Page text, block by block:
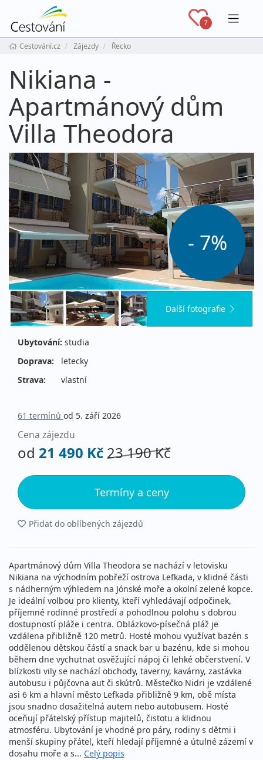
7
Cestování.cz Zájezdy Řecko
Nikiana -
Apartmánový dům
Villa Theodora
- 7%
Další fotografie
Ubytování: studia
Doprava:
letecky
Strava:
vlastní
61 termínů od 5. září 2026
Cena zájezdu
od 21 490 Kč23 190 Kč
Termíny a ceny
Přidat do oblíbených zájezdů
Apartmánový dům Villa Theodora se nachází v letovisku
Nikiana na východním pobřeží ostrova Lefkada, v klidné části
s nádherným výhledem na Jónské moře a okolní zelené kopce.
Je ideální volbou pro klienty, kteří vyhledávají odpočinek,
příjemné rodinné prostředí a pohodlnou polohu s dobrou
dostupností pláže i centra. Oblázkovo-písečná pláž je
vzdálena přibližně 120 metrů. Hosté mohou využívat bazén s
oddělenou dětskou částí a snack bar u bazénu, kde si mohou
během dne vychutnat osvěžující nápoj či lehké občerstvení. V
blízkosti vily se nachází obchody, taverny, kavárny, zastávka
autobusu i půjčovna aut či skútrů. Městečko Nidri je vzdálené
asi 6 km a hlavní město Lefkada přibližně 9 km, obě místa
jsou snadno dosažitelná autem nebo autobusem. Hosté
oceňují přátelský přístup majitelů, čistotu a klidnou
atmosféru. Ubytování je vhodné pro páry, rodiny s dětmi i
menší skupiny přátel, kteří hledají příjemné a útulné zázemí v
dosahu moře a s... Celý popis